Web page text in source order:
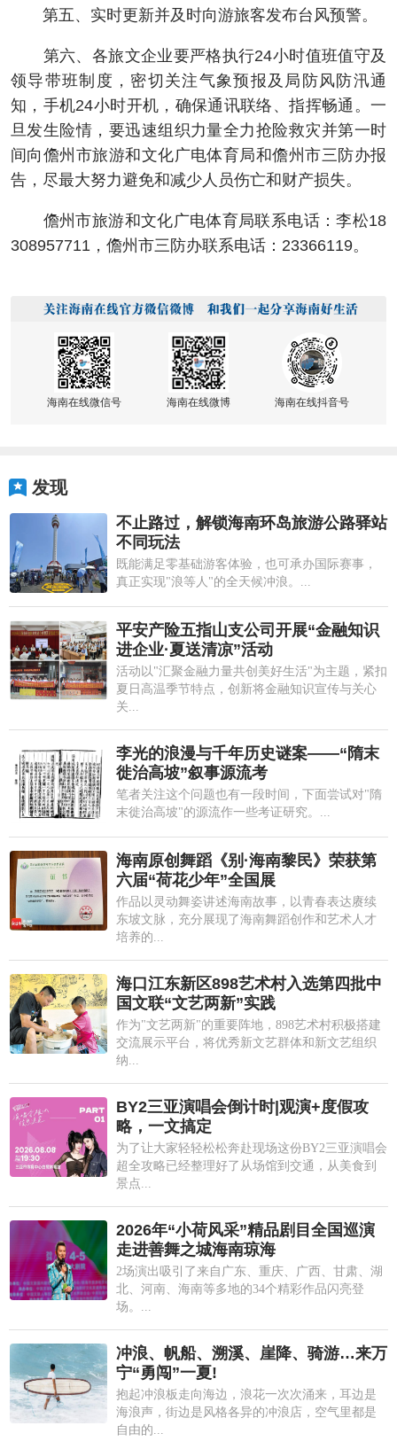
第五、实时更新并及时向游旅客发布台风预警。
第六、各旅文企业要严格执行24小时值班值守及
领导带班制度，密切关注气象预报及局防风防汛通
知，手机24小时开机，确保通讯联络、指挥畅通。一
旦发生险情，要迅速组织力量全力抢险救灾并第一时
间向儋州市旅游和文化广电体育局和儋州市三防办报
告，尽最大努力避免和减少人员伤亡和财产损失。
儋州市旅游和文化广电体育局联系电话：李松18
308957711，儋州市三防办联系电话：23366119。
海南在线微信号 海南在线微博 海南在线抖音号
发现
不止路过，解锁海南环岛旅游公路驿站
不同玩法
既能满足零基础游客体验，也可承办国际赛事，
真正实现"浪等人"的全天候冲浪。...
平安产险五指山支公司开展“金融知识
进企业·夏送清凉”活动
活动以"汇聚金融力量共创美好生活"为主题，紧扣
夏日高温季节特点，创新将金融知识宣传与关心
关...
李光的浪漫与千年历史谜案——“隋末
徙治高坡”叙事源流考
笔者关注这个问题也有一段时间，下面尝试对"隋
末徙治高坡"的源流作一些考证研究。...
海南原创舞蹈《别·海南黎民》荣获第
六届“荷花少年”全国展
作品以灵动舞姿讲述海南故事，以青春表达赓续
东坡文脉，充分展现了海南舞蹈创作和艺术人才
培养的...
海口江东新区898艺术村入选第四批中
国文联“文艺两新”实践
作为"文艺两新"的重要阵地，898艺术村积极搭建
交流展示平台，将优秀新文艺群体和新文艺组织
纳...
BY2三亚演唱会倒计时|观演+度假攻
略，一文搞定
为了让大家轻轻松松奔赴现场这份BY2三亚演唱会
超全攻略已经整理好了从场馆到交通，从美食到
景点...
2026年“小荷风采”精品剧目全国巡演
走进善舞之城海南琼海
2场演出吸引了来自广东、重庆、广西、甘肃、湖
北、河南、海南等多地的34个精彩作品闪亮登
场。...
冲浪、帆船、溯溪、崖降、骑游…来万
宁“勇闯”一夏!
抱起冲浪板走向海边，浪花一次次涌来，耳边是
海浪声，街边是风格各异的冲浪店，空气里都是
自由的...